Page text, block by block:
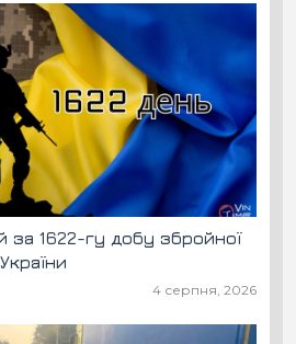
за 1622-гу добу збройної
4 серпня, 2026